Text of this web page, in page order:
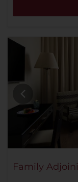
Family